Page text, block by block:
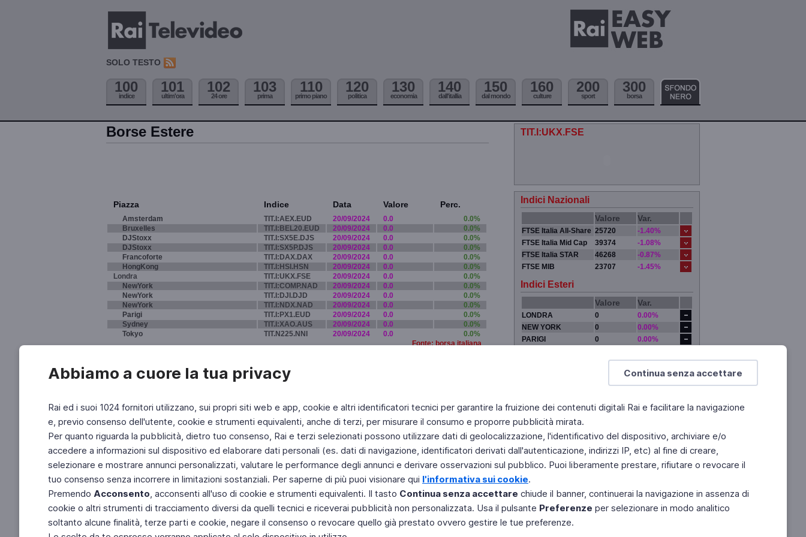
Continua senza accettare
Abbiamo a cuore la tua privacy
Rai ed i suoi 1024 fornitori utilizzano, sui propri siti web e app, cookie e altri identificatori tecnici per garantire la fruizione dei contenuti digitali Rai e facilitare la navigazione
e, previo consenso dell'utente, cookie e strumenti equivalenti, anche di terzi, per misurare il consumo e proporre pubblicità mirata.
Per quanto riguarda la pubblicità, dietro tuo consenso, Rai e terzi selezionati possono utilizzare dati di geolocalizzazione, l'identificativo del dispositivo, archiviare e/o
accedere a informazioni sul dispositivo ed elaborare dati personali (es. dati di navigazione, identificatori derivati dall'autenticazione, indirizzi IP, etc) al fine di creare,
selezionare e mostrare annunci personalizzati, valutare le performance degli annunci e derivare osservazioni sul pubblico. Puoi liberamente prestare, rifiutare o revocare il
tuo consenso senza incorrere in limitazioni sostanziali. Per saperne di più puoi visionare qui l'informativa sui cookie.
Premendo Acconsento, acconsenti all'uso di cookie e strumenti equivalenti. Il tasto Continua senza accettare chiude il banner, continuerai la navigazione in assenza di
cookie o altri strumenti di tracciamento diversi da quelli tecnici e riceverai pubblicità non personalizzata. Usa il pulsante Preferenze per selezionare in modo analitico
soltanto alcune finalità, terze parti e cookie, negare il consenso o revocare quello già prestato ovvero gestire le tue preferenze.
SOLO TESTO
100
indice
101
ultim'ora
102
24 ore
103
prima
110
primo piano
120
politica
130
economia
140
dall'itallia
150
dal mondo
160
culture
200
sport
300
borsa
Borse Estere
Piazza Indice Data Valore Perc.
Amsterdam TIT.I:AEX.EUD 20/09/2024 0.0
0.0%
Bruxelles
TIT.I:BEL20.EUD 20/09/2024 0.0
0.0%
DJStoxx
TIT.I:SX5E.DJS 20/09/2024 0.0
0.0%
DJStoxx
TIT.I:SX5P.DJS 20/09/2024 0.0
0.0%
Francoforte
TIT.I:DAX.DAX 20/09/2024 0.0
0.0%
HongKong
TIT.I:HSI.HSN 20/09/2024 0.0
0.0%
Londra
TIT.I:UKX.FSE 20/09/2024 0.0
0.0%
NewYork
TIT.I:COMP.NAD 20/09/2024 0.0
0.0%
NewYork
TIT.I:DJI.DJD 20/09/2024 0.0
0.0%
NewYork
TIT.I:NDX.NAD 20/09/2024 0.0
0.0%
Parigi
TIT.I:PX1.EUD 20/09/2024 0.0
0.0%
Sydney
TIT.I:XAO.AUS 20/09/2024 0.0
0.0%
Tokyo
TIT.N225.NNI 20/09/2024 0.0
0.0%
Fonte: borsa italiana
TIT.I:UKX.FSE
Indici Nazionali
Valore Var.
FTSE Italia All-Share 25720
-1.40%
FTSE Italia Mid Cap
39374
-1.08%
FTSE Italia STAR
46268
-0.87%
FTSE MIB
23707 -1.45%
Indici Esteri
Valore Var.
LONDRA 0
0.00%
NEW YORK
0
0.00%
PARIGI
0
0.00%
Fai di Televideo la tua Home Page Chi Siamo
Copyright © 2011 Rai - Tutti i diritti riservati
Engineered by RAI - Reti e Piattaforme